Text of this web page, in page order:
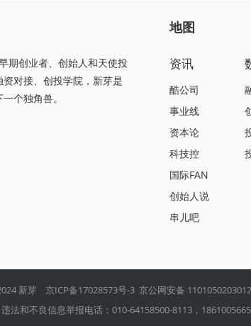
期创业者、创始人和天使投
对接、创投学院，新芽是
个独角兽。
地图
资讯
酷公司
事业线
资本论
科技控
国际FAN
创始人说
串儿吧
新芽 京ICP备17028573号-3 京公网安备
违法和不良信息举报电话：010-64158500-8113，